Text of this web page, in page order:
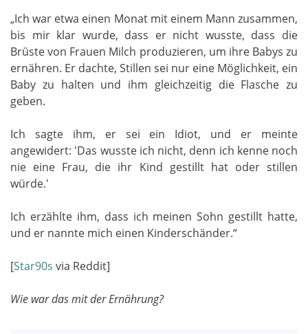
„Ich war etwa einen Monat mit einem Mann zusammen,
bis mir klar wurde, dass er nicht wusste, dass die
Brüste von Frauen Milch produzieren, um ihre Babys zu
ernähren. Er dachte, Stillen sei nur eine Möglichkeit, ein
Baby zu halten und ihm gleichzeitig die Flasche zu
geben.
Ich sagte ihm, er sei ein Idiot, und er meinte
angewidert: 'Das wusste ich nicht, denn ich kenne noch
nie eine Frau, die ihr Kind gestillt hat oder stillen
würde.'
Ich erzählte ihm, dass ich meinen Sohn gestillt hatte,
und er nannte mich einen Kinderschänder.“
[Star90s via Reddit]
Wie war das mit der Ernährung?